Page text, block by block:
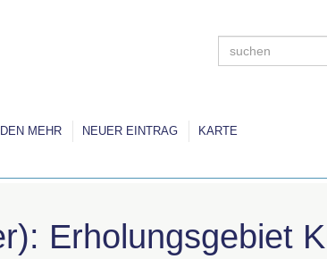
MEHR NEUER EINTRAG KARTE
Erholungsgebiet